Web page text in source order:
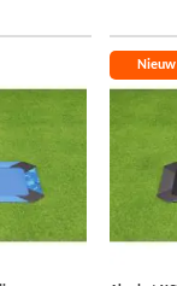
verlanglijst
Nieuw